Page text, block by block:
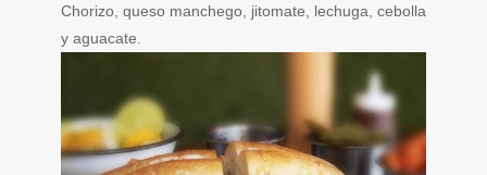
Chorizo, queso manchego, jitomate, lechuga, cebolla
y aguacate.